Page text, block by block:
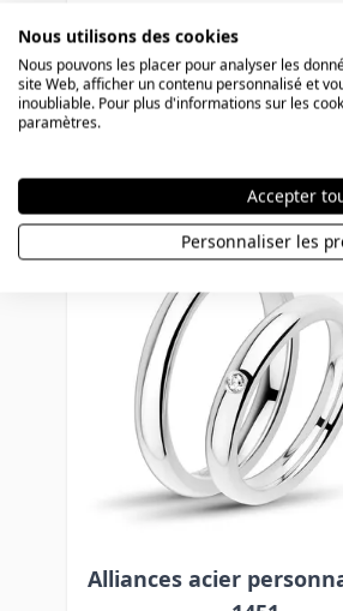
Autres variations
Press to skip carousel
Alliances acier
Nous utilisons des cookies
Nous pouvons les placer pour analyser les
site Web, afficher un contenu personnalisé et
inoubliable. Pour plus d'informations sur les
paramètres.
Accepter
Personnaliser les